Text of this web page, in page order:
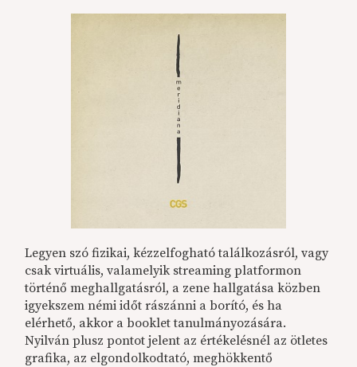
Legyen szó fizikai, kézzelfogható találkozásról, vagy
csak virtuális, valamelyik streaming platformon
történő meghallgatásról, a zene hallgatása közben
igyekszem némi időt rászánni a borító, és ha
elérhető, akkor a booklet tanulmányozására.
Nyilván plusz pontot jelent az értékelésnél az ötletes
grafika, az elgondolkodtató, meghökkentő